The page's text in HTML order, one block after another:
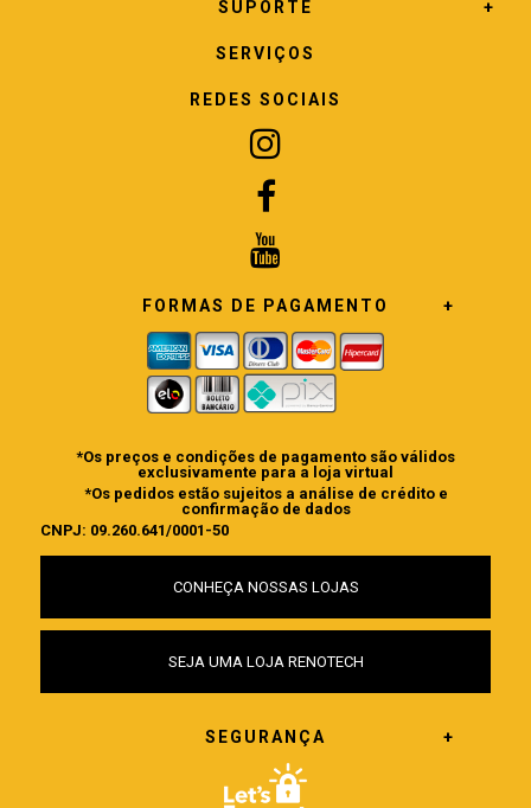
SUPORTE
SERVIÇOS
REDES SOCIAIS
FORMAS DE PAGAMENTO
*Os preços e condições de pagamento são válidos
exclusivamente para a loja virtual
*Os pedidos estão sujeitos a análise de crédito e
confirmação de dados
CNPJ: 09.260.641/0001-50
CONHEÇA NOSSAS LOJAS
SEJA UMA LOJA RENOTECH
SEGURANÇA